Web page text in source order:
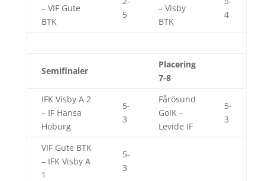
– VIF Gute
BTK
5
– Visby
BTK
4
Semifinaler
Placering
7-8
IFK Visby A 2
– IF Hansa
Hoburg
5-
3
Fårösund
GoIK –
Levide IF
5-
3
VIF Gute BTK
– IFK Visby A
1
5-
3